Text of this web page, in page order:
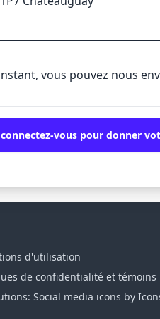
vous pouvez nous
vous pour donner
d'utilisation
de confidentialité et témoins
Social media icons by